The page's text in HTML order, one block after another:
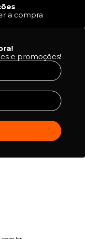
a compra
e promoções!